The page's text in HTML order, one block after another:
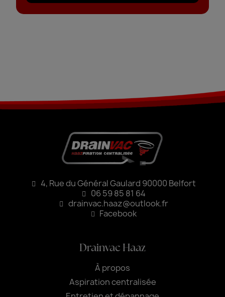
4, Rue du Général Gaulard 90000 Belfort
06 59 85 81 64
drainvac.haaz@outlook.fr
Facebook
Drainvac Haaz
À propos
Aspiration centralisée